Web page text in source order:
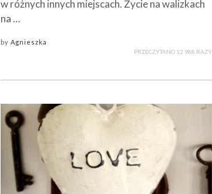
w różnych innych miejscach. Życie na walizkach
na …
by Agnieszka
PRZECZYTANO 12 988 RAZY